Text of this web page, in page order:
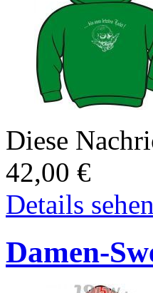
Diese
42,00 €
Details sehen
Damen-